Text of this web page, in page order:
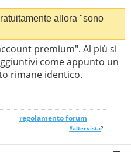
allora "sono
premium". Al più si
come appunto un
rimane identico.
regolamento forum
#altervista?